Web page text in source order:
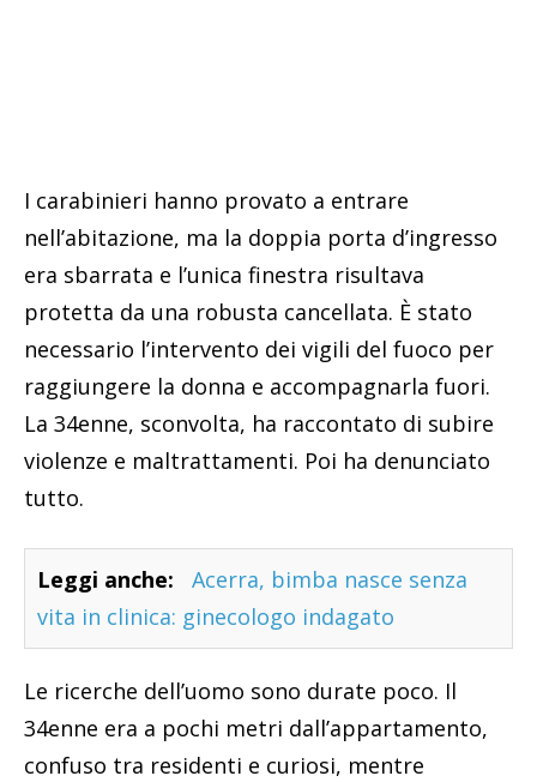
I carabinieri hanno provato a entrare
nell’abitazione, ma la doppia porta d’ingresso
era sbarrata e l’unica finestra risultava
protetta da una robusta cancellata. È stato
necessario l’intervento dei vigili del fuoco per
raggiungere la donna e accompagnarla fuori.
La 34enne, sconvolta, ha raccontato di subire
violenze e maltrattamenti. Poi ha denunciato
tutto.
Leggi anche:
Acerra, bimba nasce senza
vita in clinica: ginecologo indagato
Le ricerche dell’uomo sono durate poco. Il
34enne era a pochi metri dall’appartamento,
confuso tra residenti e curiosi, mentre